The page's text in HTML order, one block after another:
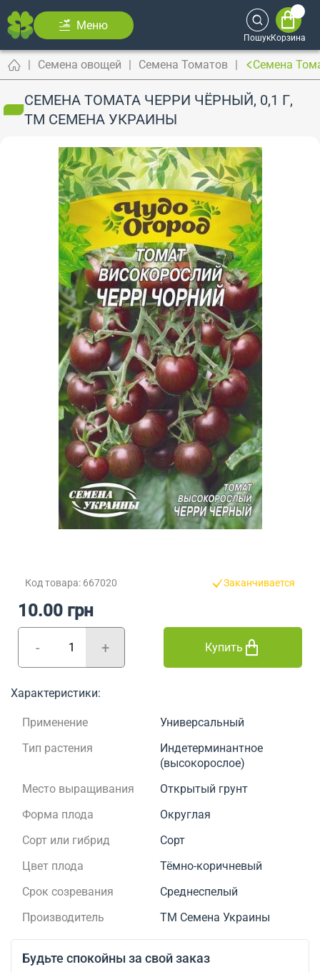
Меню
ПошукКорзина
Семена овощей Семена Томатов Семена
СЕМЕНА ТОМАТА ЧЕРРИ ЧЁРНЫЙ, 0,1 Г,
ТМ СЕМЕНА УКРАИНЫ
Код товара: 667020 Заканчивается
- +
10.00 грн
Купить
Характеристики:
Применение
Универсальный
Тип растения
Индетерминантное
(высокорослое)
Место выращивания
Открытый грунт
Форма плода
Округлая
Сорт или гибрид
Сорт
Цвет плода
Тёмно-коричневый
Срок созревания
Среднеспелый
Производитель
ТМ Семена Украины
Будьте спокойны за свой заказ